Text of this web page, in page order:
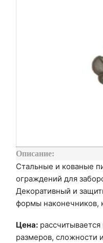
Описание:
Стальные и кованые
ограждений для
Декоративный и
формы наконечников,
Цена:
размеров, сложности